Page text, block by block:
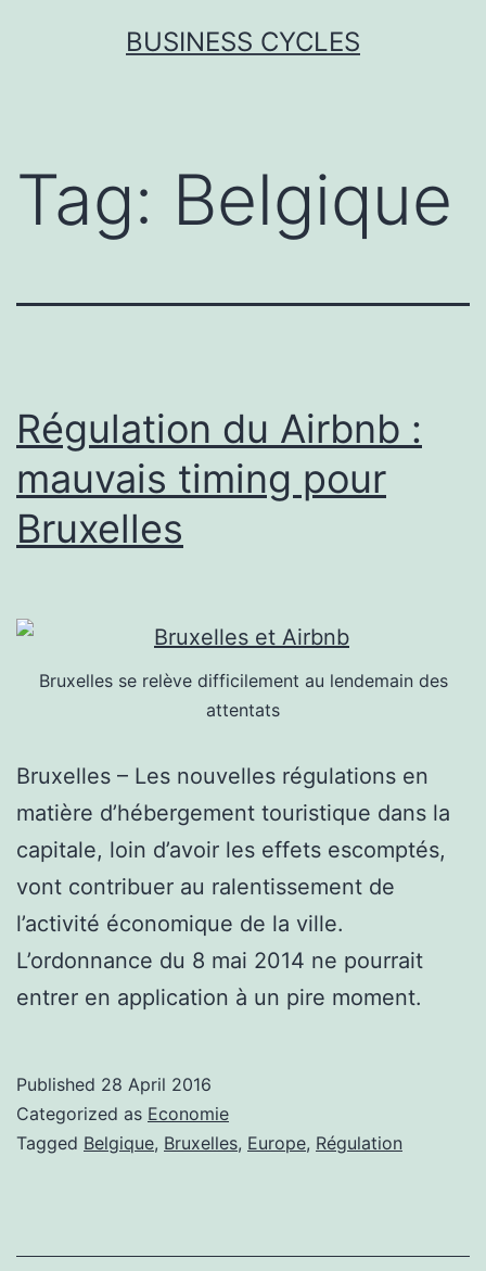
BUSINESS CYCLES
Tag: Belgique
Régulation du Airbnb :
mauvais timing pour
Bruxelles
Bruxelles se relève difficilement au lendemain des
attentats
Bruxelles – Les nouvelles régulations en
matière d’hébergement touristique dans la
capitale, loin d’avoir les effets escomptés,
vont contribuer au ralentissement de
l’activité économique de la ville.
L’ordonnance du 8 mai 2014 ne pourrait
entrer en application à un pire moment.
Published 28 April 2016
Categorized as Economie
Tagged Belgique, Bruxelles, Europe, Régulation